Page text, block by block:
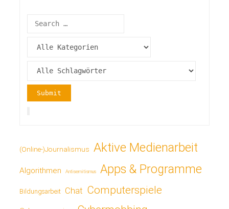
(Online-)Journalismus Aktive Medienarbeit
Algorithmen Antisemitismus Apps & Programme
Bildungsarbeit Chat Computerspiele